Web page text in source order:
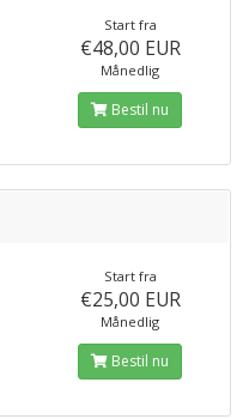
Start fra
€48,00 EUR
Månedlig
Bestil nu
Start fra
€25,00 EUR
Månedlig
Bestil nu